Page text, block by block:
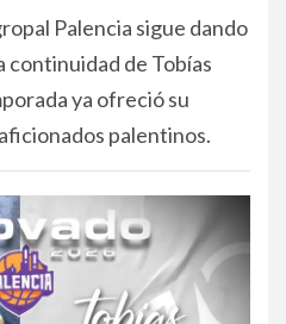
Palencia sigue dando
continuidad de Tobías
ya ofreció su
palentinos.